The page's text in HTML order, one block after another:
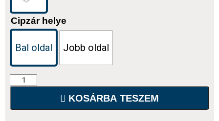
Cipzár helye
Bal oldal Jobb oldal
KOSÁRBA TESZEM